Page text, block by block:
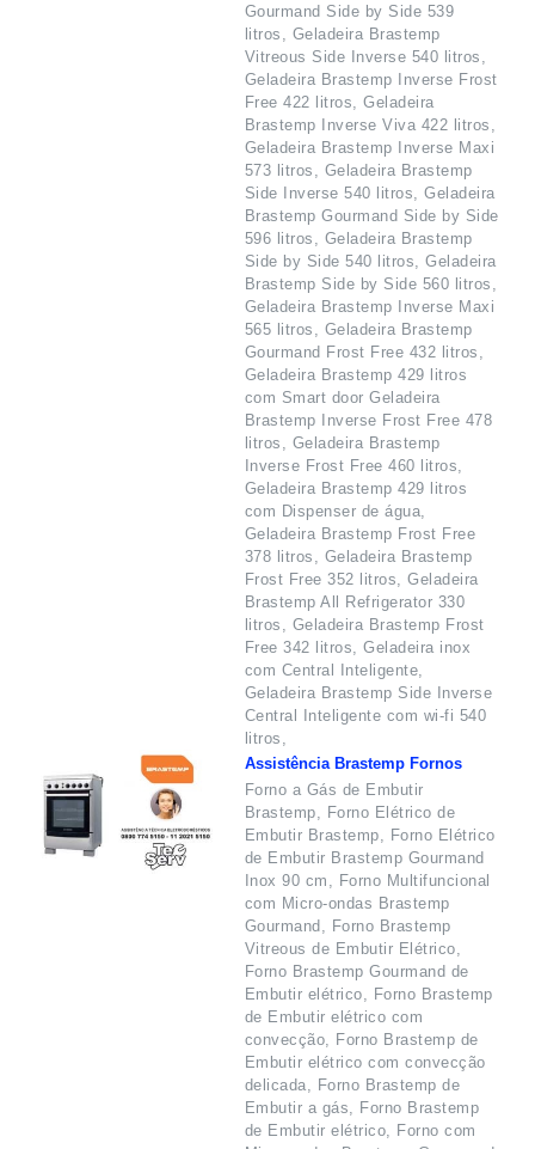
Gourmand Side by Side 539
litros, Geladeira Brastemp
Vitreous Side Inverse 540 litros,
Geladeira Brastemp Inverse Frost
Free 422 litros, Geladeira
Brastemp Inverse Viva 422 litros,
Geladeira Brastemp Inverse Maxi
573 litros, Geladeira Brastemp
Side Inverse 540 litros, Geladeira
Brastemp Gourmand Side by Side
596 litros, Geladeira Brastemp
Side by Side 540 litros, Geladeira
Brastemp Side by Side 560 litros,
Geladeira Brastemp Inverse Maxi
565 litros, Geladeira Brastemp
Gourmand Frost Free 432 litros,
Geladeira Brastemp 429 litros
com Smart door Geladeira
Brastemp Inverse Frost Free 478
litros, Geladeira Brastemp
Inverse Frost Free 460 litros,
Geladeira Brastemp 429 litros
com Dispenser de água,
Geladeira Brastemp Frost Free
378 litros, Geladeira Brastemp
Frost Free 352 litros, Geladeira
Brastemp All Refrigerator 330
litros, Geladeira Brastemp Frost
Free 342 litros, Geladeira inox
com Central Inteligente,
Geladeira Brastemp Side Inverse
Central Inteligente com wi-fi 540
litros,
Assistência Brastemp Fornos
Forno a Gás de Embutir
Brastemp, Forno Elétrico de
Embutir Brastemp, Forno Elétrico
de Embutir Brastemp Gourmand
Inox 90 cm, Forno Multifuncional
com Micro-ondas Brastemp
Gourmand, Forno Brastemp
Vitreous de Embutir Elétrico,
Forno Brastemp Gourmand de
Embutir elétrico, Forno Brastemp
de Embutir elétrico com
convecção, Forno Brastemp de
Embutir elétrico com convecção
delicada, Forno Brastemp de
Embutir a gás, Forno Brastemp
de Embutir elétrico, Forno com